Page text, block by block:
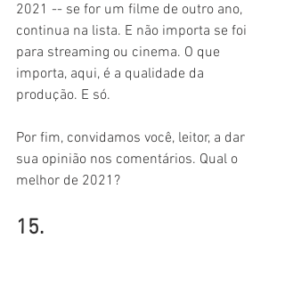
2021 -- se for um filme de outro ano,
continua na lista. E não importa se foi
para streaming ou cinema. O que
importa, aqui, é a qualidade da
produção. E só.
Por fim, convidamos você, leitor, a dar
sua opinião nos comentários. Qual o
melhor de 2021?
15.